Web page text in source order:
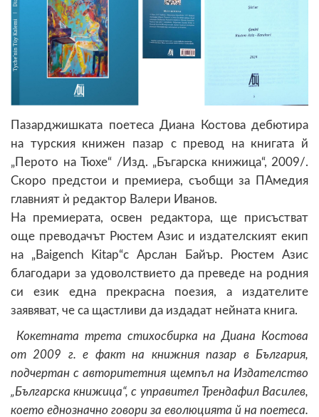
Пазарджишката поетеса Диана Костова дебютира
на турския книжен пазар с превод на книгата й
„Перото на Тюхе“ /Изд. „Бъгарска книжица“, 2009/.
Скоро предстои и премиера, съобщи за ПАмедия
главният ѝ редактор Валери Иванов.
На премиерата, освен редактора, ще присъстват
още преводачът Рюстем Азис и издателският екип
на „Baigench Kitap“с Арслан Байър. Рюстем Азис
благодари за удоволствието да преведе на родния
си език една прекрасна поезия, а издателите
заявяват, че са щастливи да издадат нейната книга.
Кокетната трета стихосбирка на Диана Костова
от 2009 г. е факт на книжния пазар в България,
подчертан с авторитетния щемпъл на Издателство
„Българска книжица“, с управител Трендафил Василев,
което еднозначно говори за еволюцията й на поетеса.